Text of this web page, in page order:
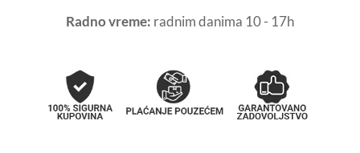
Radno vreme: radnim danima 10 - 17h